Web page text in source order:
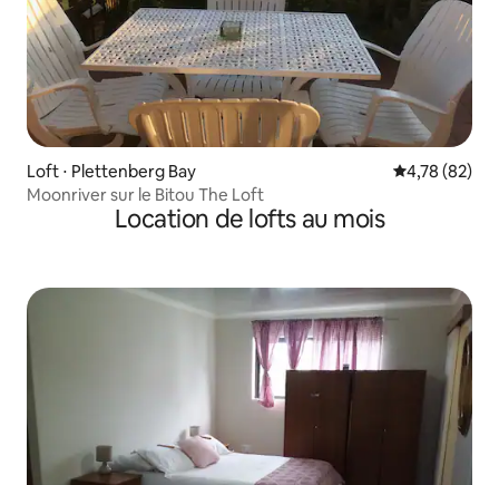
Loft ⋅ Plettenberg Bay Évaluation
4,78 (82)
Moonriver sur le Bitou The Loft
Location de lofts au mois